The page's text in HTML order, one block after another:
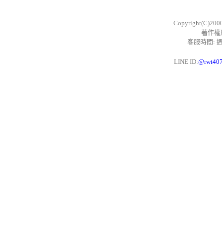
著作
客服時間:
LINE ID: